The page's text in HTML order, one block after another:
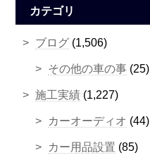
カテゴリ
ブログ (1,506)
その他の車の事 (25)
施工実績 (1,227)
カーオーディオ (44)
カー用品設置 (85)